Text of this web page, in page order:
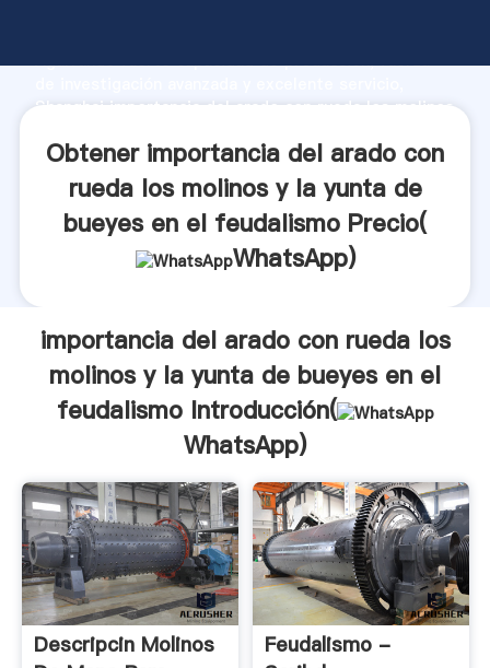
Agarrando fuerte capacidad de producción, fuerza
Shanghai importancia del arado con rueda los molinos
el valor y aporta valores a todos los clientes.
Obtener importancia del arado con
rueda los molinos y la yunta de
bueyes en el feudalismo Precio(
WhatsApp)
importancia del arado con rueda los
molinos y la yunta de bueyes en el
feudalismo Introducción(
WhatsApp)
Descripcin Molinos
Feudalismo -